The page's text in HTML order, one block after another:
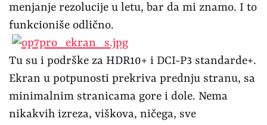
menjanje rezolucije u letu, bar da mi znamo. I to
funkcioniše odlično.
Tu su i podrške za HDR10+ i DCI-P3 standarde+.
Ekran u potpunosti prekriva prednju stranu, sa
minimalnim stranicama gore i dole. Nema
nikakvih izreza, viškova, ničega, sve